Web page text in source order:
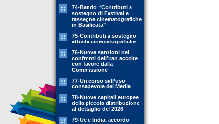
74-Bando “Contributi a
sostegno di Festival e
rassegne cinematografiche
in Basilicata”
75-Contributi a sostegno
attività cinematografiche
76-Nuove sanzioni nei
confronti dell’Iran accolte
con favore dalla
Commissione
77-Un corso sull’uso
consapevole dei Media
78-Nuove capitali europee
della piccola distribuzione
al dettaglio del 2026
79-Ue e India, accordo